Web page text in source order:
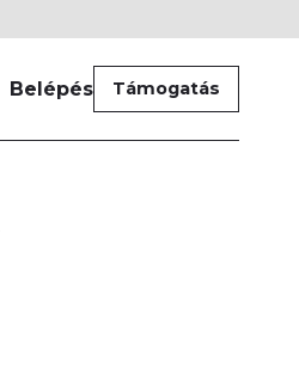
Belépés Támogatás